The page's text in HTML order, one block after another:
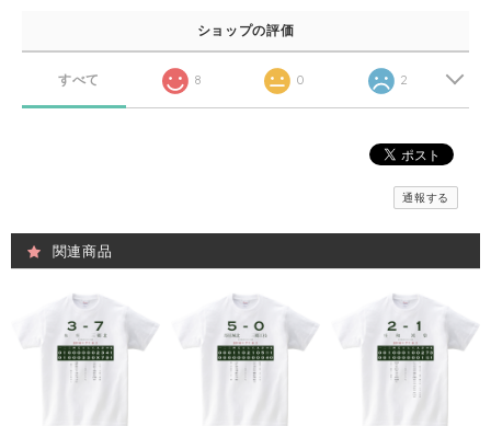
ショップの評価
すべて 8 0 2
通報する
関連商品